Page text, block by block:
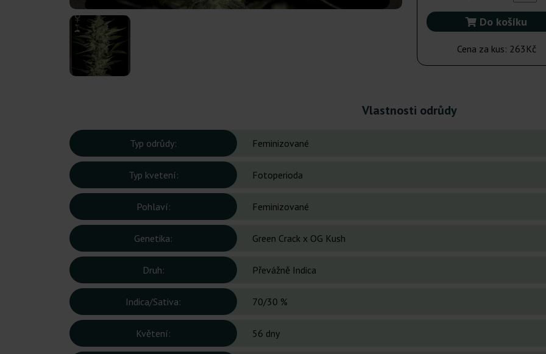
Do košíku
Cena za kus: 263Kč
Vlastnosti odrůdy
Typ odrůdy: Feminizované
Typ kvetení: Fotoperioda
Pohlaví: Feminizované
Genetika: Green Crack x OG Kush
Druh: Převážně Indica
Indica/Sativa: 70/30 %
Květení: 56 dny